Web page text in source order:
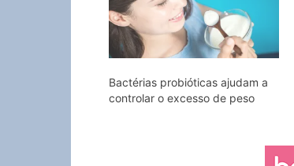
Bactérias probióticas ajudam a
controlar o excesso de peso